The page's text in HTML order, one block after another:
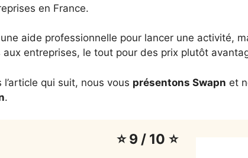
en France.
aide professionnelle pour lancer une activité,
aux entreprises, le tout pour des prix plutôt
l’article qui suit, nous vous présentons Swapn et
.
⭐ 9 / 10 ⭐